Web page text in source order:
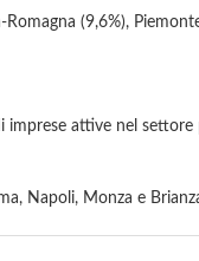
(9,6%),
attive nel
Napoli, Monza e